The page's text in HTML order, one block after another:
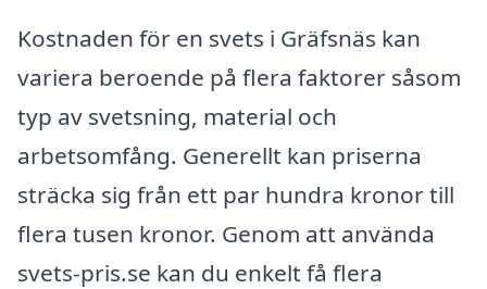
Kostnaden för en svets i Gräfsnäs kan
variera beroende på flera faktorer såsom
typ av svetsning, material och
arbetsomfång. Generellt kan priserna
sträcka sig från ett par hundra kronor till
flera tusen kronor. Genom att använda
svets-pris.se kan du enkelt få flera